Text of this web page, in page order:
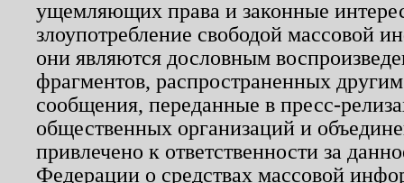
ущемляющих права и законные
злоупотребление свободой массовой
они являются дословным
фрагментов, распространенных
сообщения, переданные в пресс-
общественных организаций и
привлечено к ответственности за
Федерации о средствах массовой